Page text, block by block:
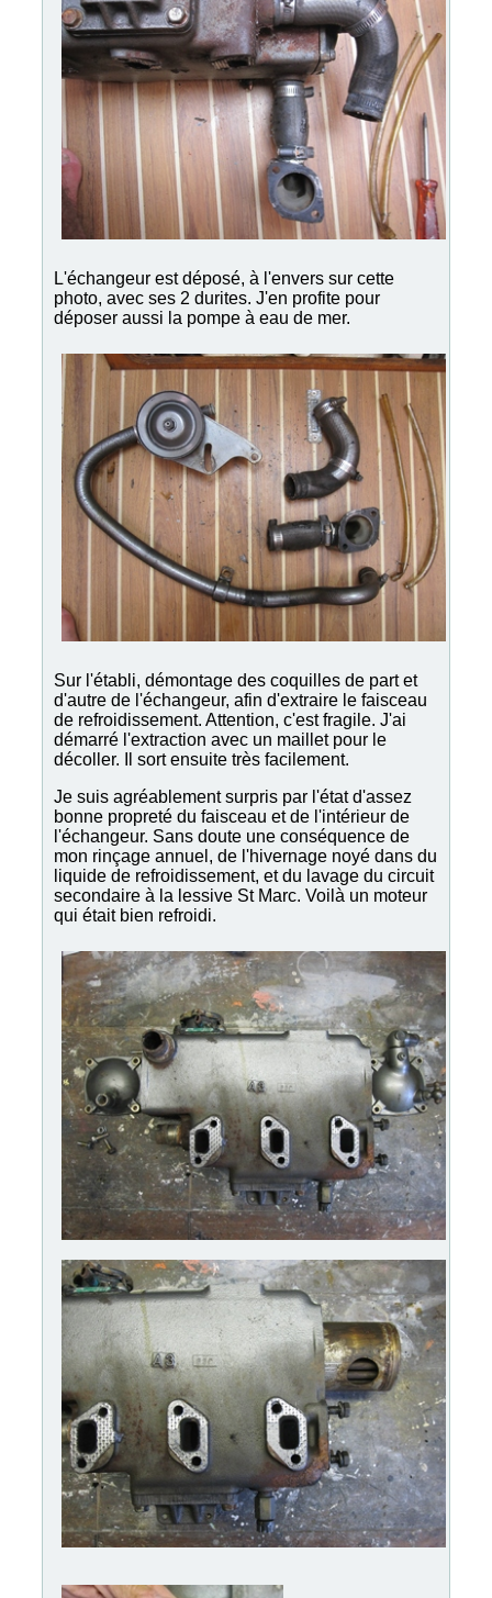
L'échangeur est déposé, à l'envers sur cette
photo, avec ses 2 durites. J'en profite pour
déposer aussi la pompe à eau de mer.
Sur l'établi, démontage des coquilles de part et
d'autre de l'échangeur, afin d'extraire le faisceau
de refroidissement. Attention, c'est fragile. J'ai
démarré l'extraction avec un maillet pour le
décoller. Il sort ensuite très facilement.
Je suis agréablement surpris par l'état d'assez
bonne propreté du faisceau et de l'intérieur de
l'échangeur. Sans doute une conséquence de
mon rinçage annuel, de l'hivernage noyé dans du
liquide de refroidissement, et du lavage du circuit
secondaire à la lessive St Marc. Voilà un moteur
qui était bien refroidi.